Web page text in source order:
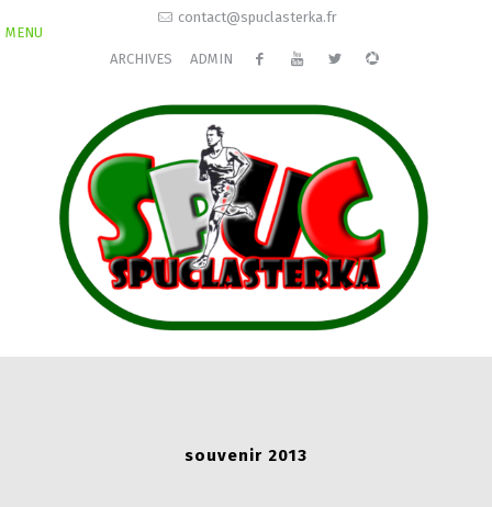
contact@spuclasterka.fr
ARCHIVES ADMIN
MENU
souvenir 2013